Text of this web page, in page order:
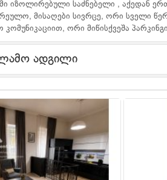
იზოლირებული საძნებელი , აქედან
მისაღები სივრცე, ორი სველი
ორი მიწისქვეშა
ადგილი